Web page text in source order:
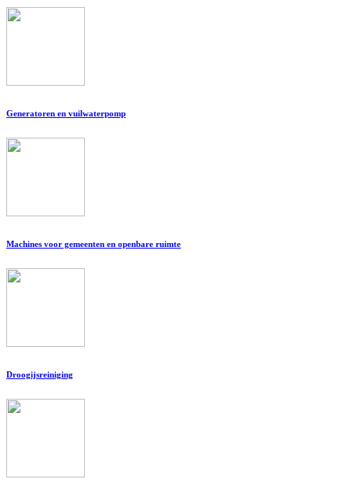
Generatoren en vuilwaterpomp
Machines voor gemeenten en openbare ruimte
Droogijsreiniging